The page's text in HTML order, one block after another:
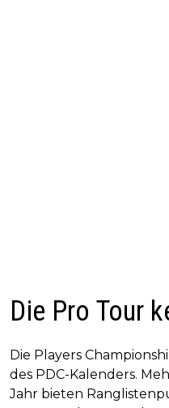
Die Pro Tour
Die Players
des PDC-Kalenders.
Jahr bieten